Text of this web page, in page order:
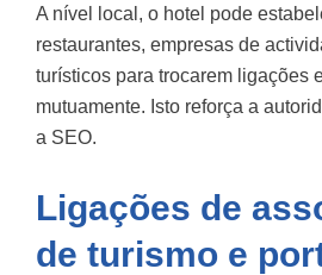
A nível local, o hotel pode
restaurantes, empresas de
turísticos para trocarem ligações
mutuamente. Isto reforça a
a SEO.
Ligações de
de turismo e